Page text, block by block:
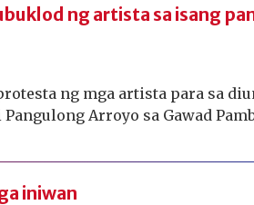
ng artista sa isang
ng mga artista para sa
Pangulong Arroyo sa Gawad
iniwan